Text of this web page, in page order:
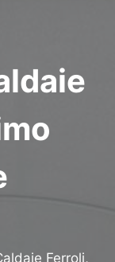
Ferroli,